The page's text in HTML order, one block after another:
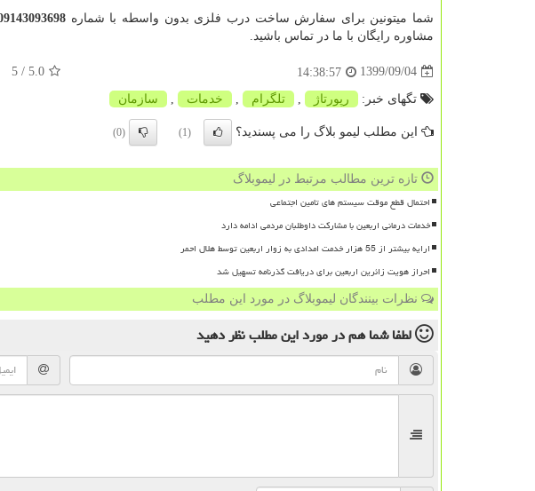
شما میتونین برای سفارش ساخت درب فلزی بدون واسطه با شماره
مشاوره رایگان با ما در تماس باشید.
1399/09/04
14:38:57
5.0
/ 5
تگهای خبر: رپورتاژ تلگرام خدمات سازمان
این مطلب لیمو بلاگ را می پسندید؟ (1)
(0)
تازه ترین مطالب مرتبط در لیموبلاگ
احتمال قطع موقت سیستم های تامین اجتماعی
خدمات درمانی اربعین با مشارکت داوطلبان مردمی ادامه دارد
ارایه بیشتر از 55 هزار خدمت امدادی به زوار اربعین توسط هلال احمر
احراز هویت زائرین اربعین برای دریافت گذرنامه تسهیل شد
نظرات بینندگان لیموبلاگ در مورد این مطلب
لطفا شما همدر مورد این مطلبنظر دهید